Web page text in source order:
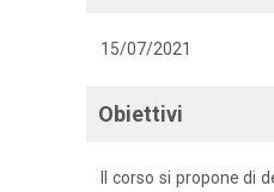
15/07/2021
Obiettivi
Il corso si propone